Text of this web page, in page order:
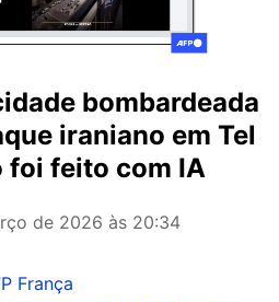
bombardeada
iraniano em Tel
foi feito com IA
de 2026 às 20:34
França